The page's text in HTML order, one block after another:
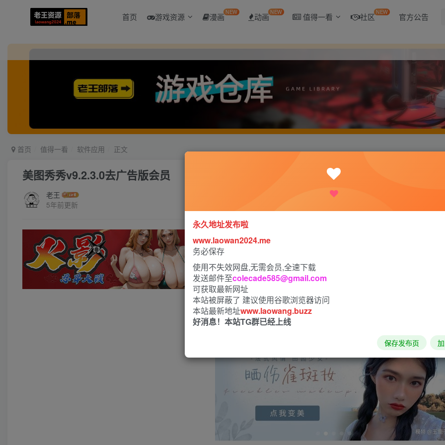
首页 游戏资源 漫画NEW 动画 NEW 值得一看 社区NEW 官方公告
首页 值得一看 软件应用 正文
美图秀秀v9.2.3.0去广告版会员
老王
5年前更新
永久地址发布啦
www.laowan2024.me
务必保存
使用不失效网盘,无需会员,全速下载
发送邮件至colecade585@gmail.com
可获取最新网址
本站被屏蔽了 建议使用谷歌浏览器访问
本站最新地址www.laowang.buzz
好消息！本站TG群已经上线
保存发布页